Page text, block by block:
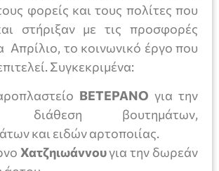
φορείς και τους πολίτες που
στήριξαν με τις προσφορές
Απρίλιο, το κοινωνικό έργο που
Συγκεκριμένα:
ΒΕΤΕΡΑΝΟ για την
διάθεση βουτημάτων,
και ειδών αρτοποιίας.
Χατζηιωάννουγια την δωρεάν